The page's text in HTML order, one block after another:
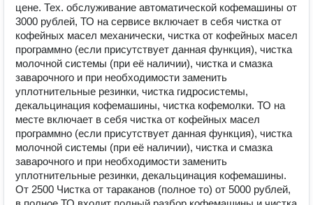
цене. Тех. обслуживание автоматической кофемашины от
3000 рублей, ТО на сервисе включает в себя чистка от
кофейных масел механически, чистка от кофейных масел
программно (если присутствует данная функция), чистка
молочной системы (при её наличии), чистка и смазка
заварочного и при необходимости заменить
уплотнительные резинки, чистка гидросистемы,
декальцинация кофемашины, чистка кофемолки. ТО на
месте включает в себя чистка от кофейных масел
программно (если присутствует данная функция), чистка
молочной системы (при её наличии), чистка и смазка
заварочного и при необходимости заменить
уплотнительные резинки, декальцинация кофемашины.
От 2500 Чистка от тараканов (полное то) от 5000 рублей,